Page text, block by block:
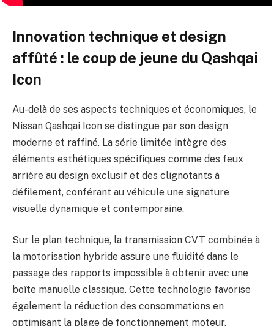
Innovation technique et design
affûté : le coup de jeune du Qashqai
Icon
Au-delà de ses aspects techniques et économiques, le
Nissan Qashqai Icon se distingue par son design
moderne et raffiné. La série limitée intègre des
éléments esthétiques spécifiques comme des feux
arrière au design exclusif et des clignotants à
défilement, conférant au véhicule une signature
visuelle dynamique et contemporaine.
Sur le plan technique, la transmission CVT combinée à
la motorisation hybride assure une fluidité dans le
passage des rapports impossible à obtenir avec une
boîte manuelle classique. Cette technologie favorise
également la réduction des consommations en
optimisant la plage de fonctionnement moteur.